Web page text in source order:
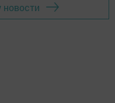
новости